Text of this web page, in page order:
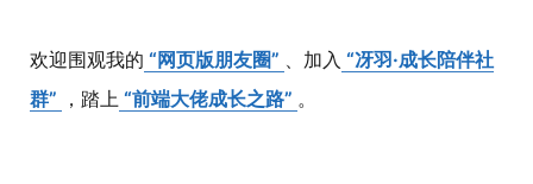
欢迎围观我的 “网页版朋友圈” 、加入 “冴羽·成长陪伴社
群” ，踏上 “前端大佬成长之路” 。